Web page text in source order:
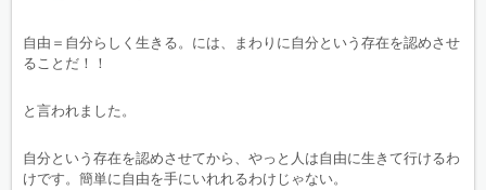
自由＝自分らしく生きる。には、まわりに自分という存在を認めさせ
ることだ！！
と言われました。
自分という存在を認めさせてから、やっと人は自由に生きて行けるわ
けです。簡単に自由を手にいれれるわけじゃない。